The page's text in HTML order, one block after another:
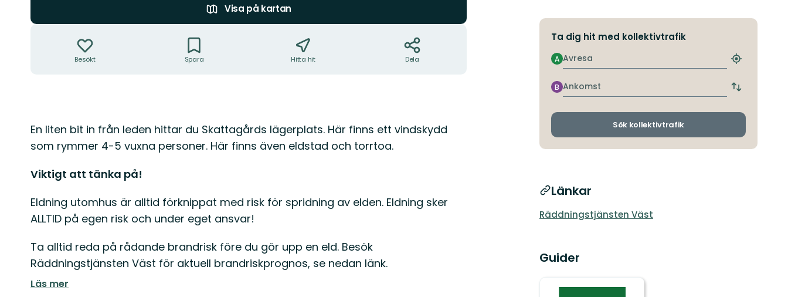
Visa på kartan
Besökt Spara Hitta hit Dela
Beskrivning
En liten bit in från leden hittar du Skattagårds lägerplats. Här finns ett vindskydd
som rymmer 4-5 vuxna personer. Här finns även eldstad och torrtoa.
Viktigt att tänka på!
Eldning utomhus är alltid förknippat med risk för spridning av elden. Eldning sker
ALLTID på egen risk och under eget ansvar!
Ta alltid reda på rådande brandrisk före du gör upp en eld. Besök
Räddningstjänsten Väst för aktuell brandriskprognos, se nedan länk.
Läs mer
Ta dig hit med kollektivtrafik
Avresa
A
Hitta
hållplats
Ankomst
B
Byt
och
Sök kollektivtrafik
Länkar
Räddningstjänsten Väst
Guider